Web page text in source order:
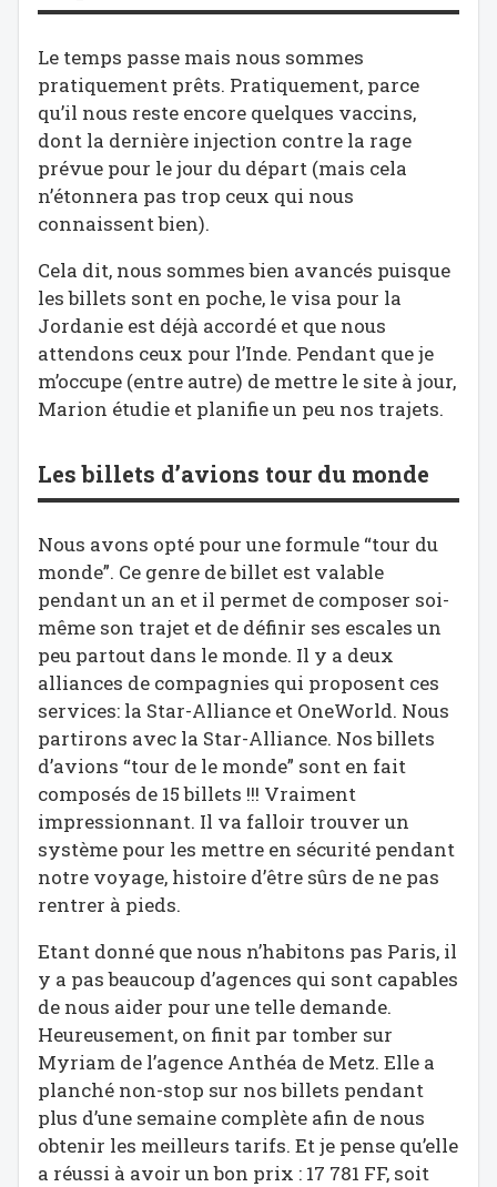
Le temps passe mais nous sommes
pratiquement prêts. Pratiquement, parce
qu’il nous reste encore quelques vaccins,
dont la dernière injection contre la rage
prévue pour le jour du départ (mais cela
n’étonnera pas trop ceux qui nous
connaissent bien).
Cela dit, nous sommes bien avancés puisque
les billets sont en poche, le visa pour la
Jordanie est déjà accordé et que nous
attendons ceux pour l’Inde. Pendant que je
m’occupe (entre autre) de mettre le site à jour,
Marion étudie et planifie un peu nos trajets.
Les billets d’avions tour du monde
Nous avons opté pour une formule “tour du
monde”. Ce genre de billet est valable
pendant un an et il permet de composer soi-
même son trajet et de définir ses escales un
peu partout dans le monde. Il y a deux
alliances de compagnies qui proposent ces
services: la Star-Alliance et OneWorld. Nous
partirons avec la Star-Alliance. Nos billets
d’avions “tour de le monde” sont en fait
composés de 15 billets !!! Vraiment
impressionnant. Il va falloir trouver un
système pour les mettre en sécurité pendant
notre voyage, histoire d’être sûrs de ne pas
rentrer à pieds.
Etant donné que nous n’habitons pas Paris, il
y a pas beaucoup d’agences qui sont capables
de nous aider pour une telle demande.
Heureusement, on finit par tomber sur
Myriam de l’agence Anthéa de Metz. Elle a
planché non-stop sur nos billets pendant
plus d’une semaine complète afin de nous
obtenir les meilleurs tarifs. Et je pense qu’elle
a réussi à avoir un bon prix : 17 781 FF, soit